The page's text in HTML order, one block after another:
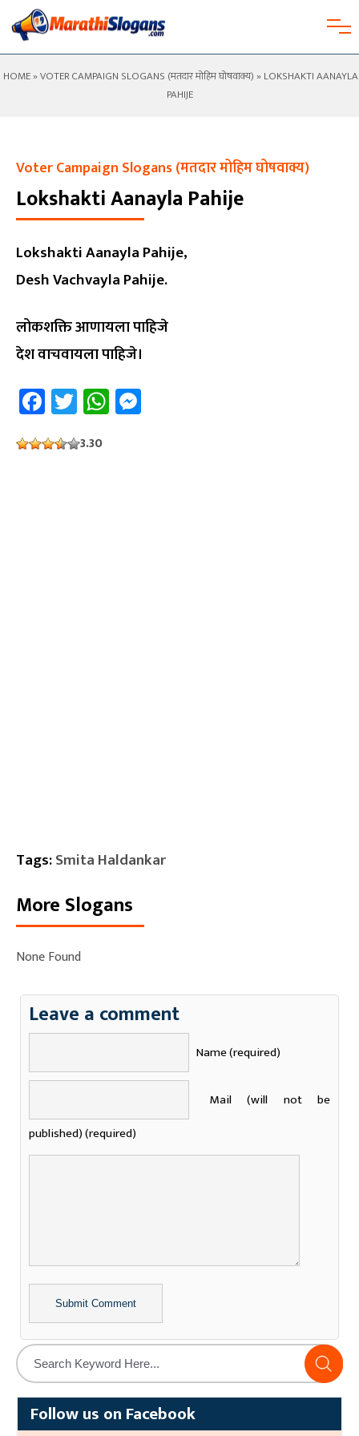
HOME»VOTER CAMPAIGN SLOGANS (मतदार मोहिम घोषवाक्य)» LOKSHAKTI AANAYLA
PAHIJE
Voter Campaign Slogans (मतदार मोहिम घोषवाक्य)
Lokshakti Aanayla Pahije
Lokshakti Aanayla Pahije,
Desh Vachvayla Pahije.
लोकशक्ति आणायला पाहिजे
देश वाचवायला पाहिजे।
Facebook
TwitterWhatsApp
3.30
Tags:Smita Haldankar
More Slogans
None Found
Leave a comment
Name (required)
Mail (will not be
published) (required)
Alternative:
Follow us on Facebook